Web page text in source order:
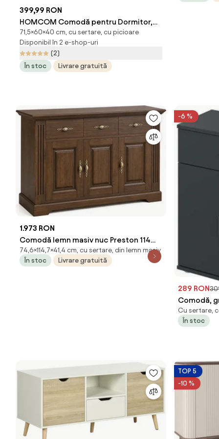
399,99 RON
HOMCOM Comodă pentru Dormitor,
Dulap Modern cu 3 Sertare, Sertar de
Depozitare cu Picioare din Aluminiu,
60x40x71.5 cm, Gri Închis
71,5×60×40 cm, cu sertare, cu picioare
Disponibil în 2 e-shop-uri
(2)
În stoc
Livrare gratuită
1.973 RON
Comodă lemn masiv nuc Preston 114
7cm x 74 6cm x 41 4cm
74,6×114,7×41,4 cm, cu sertare, din lemn masiv
În stoc
Livrare gratuită
-6 %
289 RON
Comodă,
Cu sertare,
În stoc
TOP 5
-10 %